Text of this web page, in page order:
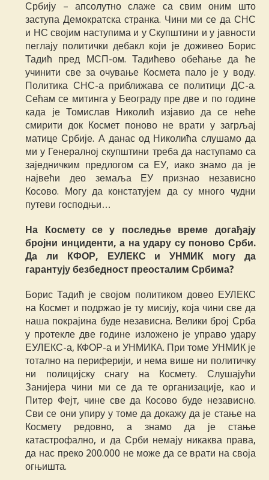
Србију – апсолутно слаже са свим оним што
заступа Демократска странка. Чини ми се да СНС
и НС својим наступима и у Скупштини и у јавности
пеглају политички дебакл који је доживео Борис
Тадић пред МСП-ом. Тадићево обећање да ће
учинити све за очување Космета пало је у воду.
Политика СНС-а приближава се политици ДС-а.
Сећам се митинга у Београду пре две и по године
када је Томислав Николић изјавио да се неће
смирити док Космет поново не врати у загрљај
матице Србије. А данас од Николића слушамо да
ми у Генералној скупштини треба да наступамо са
заједничким предлогом са ЕУ, иако знамо да је
највећи део земаља ЕУ признао независно
Косово. Могу да констатујем да су много чудни
путеви господњи…
На Космету се у последње време догађају
бројни инциденти, а на удару су поново Срби.
Да ли КФОР, ЕУЛЕКС и УНМИК могу да
гарантују безбедност преосталим Србима?
Борис Тадић је својом политиком довео ЕУЛЕКС
на Космет и подржао је ту мисију, која чини све да
наша покрајина буде независна. Велики број Срба
у протекле две године изложено је управо удару
ЕУЛЕКС-а, КФОР-а и УНМИКА. При томе УНМИК је
тотално на периферији, и нема више ни политичку
ни полицијску снагу на Космету. Слушајући
Занијера чини ми се да те организације, као и
Питер Фејт, чине све да Косово буде независно.
Сви се они упиру у томе да докажу да је стање на
Космету редовно, а знамо да је стање
катастрофално, и да Срби немају никаква права,
да нас преко 200.000 не може да се врати на своја
огњишта.